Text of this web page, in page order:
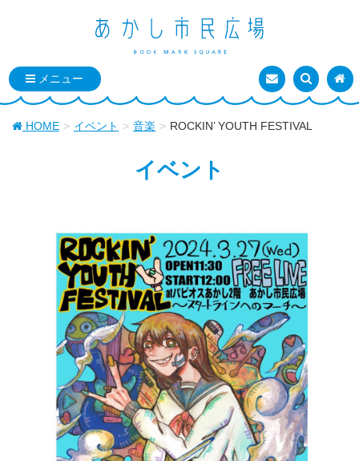
お問い合わせ
検索を表
ト
HOME イベント 音楽 ROCKIN’ YOUTH FESTIVAL
イベント